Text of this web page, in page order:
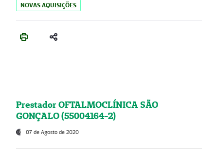
NOVAS AQUISIÇÕES
Prestador OFTALMOCLÍNICA SÃO
GONÇALO (55004164-2)
07 de Agosto de 2020